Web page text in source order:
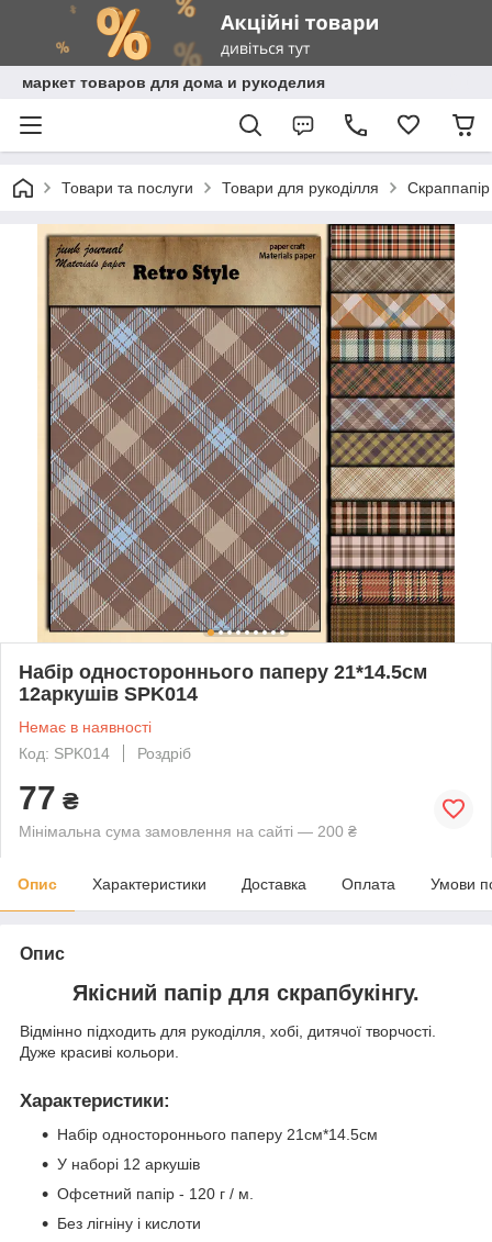
маркет товаров для дома и рукоделия
Товари та послуги Товари для рукоділля
Набір одностороннього паперу 21*14.5см
12аркушів SPK014
Немає в наявності
Код: SPK014
Роздріб
77 ₴
Мінімальна сума замовлення на сайті — 200 ₴
Опис Характеристики Доставка Оплата Умови
Опис
Якісний папір для скрапбукінгу.
Відмінно підходить для рукоділля, хобі, дитячої творчості.
Дуже красиві кольори.
Характеристики:
Набір одностороннього паперу 21см*14.5см
У наборі 12 аркушів
Офсетний папір - 120 г / м.
Без лігніну і кислоти